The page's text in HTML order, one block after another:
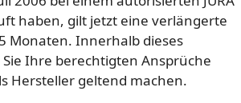
haben, gilt jetzt eine verlängerte
Monaten. Innerhalb dieses
Ihre berechtigten Ansprüche
Hersteller geltend machen.